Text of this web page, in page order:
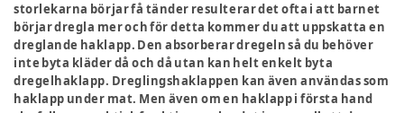
storlekarna börjar få tänder resulterar det ofta i att barnet
börjar dregla mer och för detta kommer du att uppskatta en
dreglande haklapp. Den absorberar dregeln så du behöver
inte byta kläder då och då utan kan helt enkelt byta
dregelhaklapp. Dreglingshaklappen kan även användas som
haklapp under mat. Men även om en haklapp i första hand